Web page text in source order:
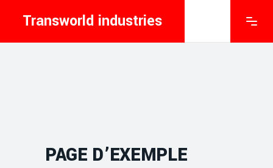
Transworld industries
PAGE D’EXEMPLE